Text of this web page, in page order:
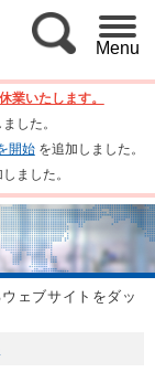
Menu
業いたします。
した。
開始を追加しました。
ました。
ェブサイトをダッ